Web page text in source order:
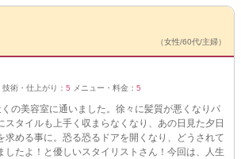
Up
（女性/60代/主婦）
技術・仕上がり： 5 メニュー・料金： 5
の美容室に通いました。徐々に髪質が悪くなりパ
スタイルも上手く収まらなくなり、あの日見た夕日
求める事に。恐る恐るドアを開くなり、どうされて
したよ！と優しいスタイリストさん！今回は、人生